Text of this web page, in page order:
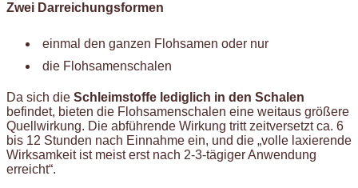
Zwei Darrei­chungsformen
einmal den ganzen Flohsamen oder nur
die Flohsamenschalen
Da sich die Schleimstoffe lediglich in den Schalen
befindet, bieten die Flohsamenschalen eine weitaus größere
Quellwirkung. Die abführende Wirkung tritt zeitversetzt ca. 6
bis 12 Stunden nach Einnahme ein, und die „volle laxierende
Wirksamkeit ist meist erst nach 2-3-tägiger Anwendung
erreicht“.